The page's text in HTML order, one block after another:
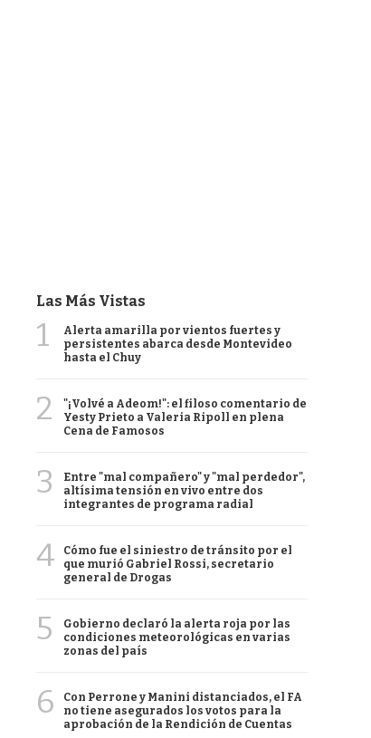
Las Más Vistas
1
Alerta amarilla por vientos fuertes y
persistentes abarca desde Montevideo
hasta el Chuy
2
"¡Volvé a Adeom!": el filoso comentario de
Yesty Prieto a Valeria Ripoll en plena
Cena de Famosos
3
Entre "mal compañero" y "mal perdedor",
altísima tensión en vivo entre dos
integrantes de programa radial
4
Cómo fue el siniestro de tránsito por el
que murió Gabriel Rossi, secretario
general de Drogas
5
Gobierno declaró la alerta roja por las
condiciones meteorológicas en varias
zonas del país
6
Con Perrone y Manini distanciados, el FA
no tiene asegurados los votos para la
aprobación de la Rendición de Cuentas